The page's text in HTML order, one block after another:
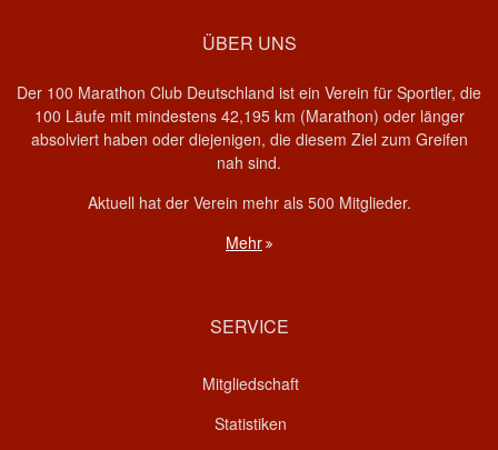
ÜBER UNS
Der 100 Marathon Club Deutschland ist ein Verein für Sportler, die
100 Läufe mit mindestens 42,195 km (Marathon) oder länger
absolviert haben oder diejenigen, die diesem Ziel zum Greifen
nah sind.
Aktuell hat der Verein mehr als 500 Mitglieder.
Mehr
SERVICE
Mitgliedschaft
Statistiken